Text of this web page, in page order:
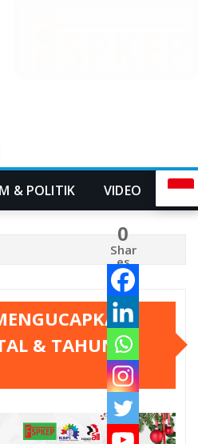
& POLITIK VIDEO
0
Shar
es
& TAHUN